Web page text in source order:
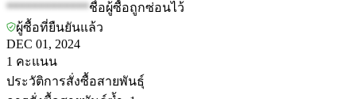
*************ชื่อผู้ซื้อถูกซ่อนไว้
ผู้ซื้อที่ยืนยันแล้ว
DEC 01, 2024
1 คะแนน
ประวัติการสั่งซื้อสายพันธุ์